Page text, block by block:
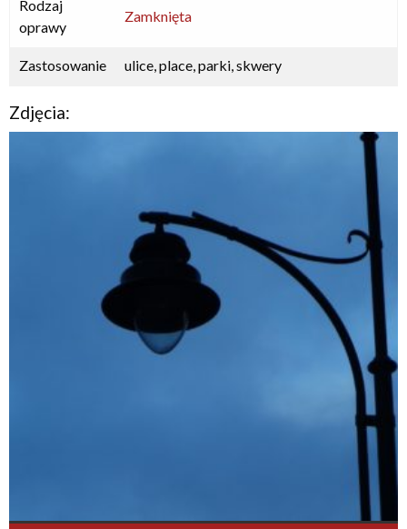
Rodzaj
oprawy
Zamknięta
Zastosowanie ulice, place, parki, skwery
Zdjęcia: